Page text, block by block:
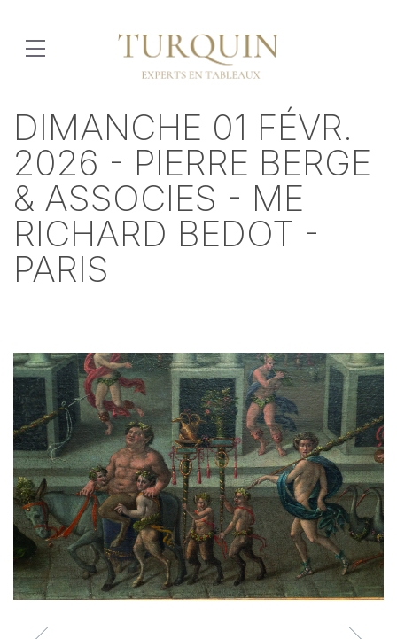
DIMANCHE 01 FÉVR.
2026 - PIERRE BERGE
& ASSOCIES - ME
RICHARD BEDOT -
PARIS